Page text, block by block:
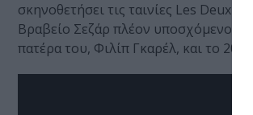
σκηνοθετήσει τις ταινίες Les Deux
Βραβείο Σεζάρ πλέον υποσχόμενου
πατέρα του, Φιλίπ Γκαρέλ, και το